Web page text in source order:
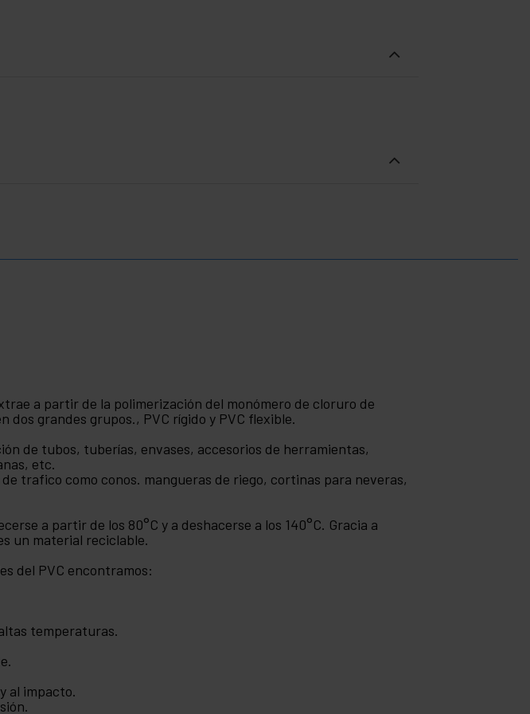
a partir de la polimerización del monómero de cloruro de
dos grandes grupos., PVC rígido y PVC flexible.
de tubos, tuberías, envases, accesorios de herramientas,
etc.
trafico como conos. mangueras de riego, cortinas para neveras,
a partir de los 80°C y a deshacerse a los 140°C. Gracia a
un material reciclable.
del PVC encontramos:
temperaturas.
al impacto.